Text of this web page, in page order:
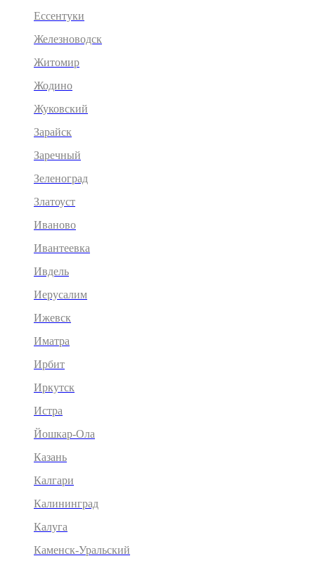
Ессентуки
Железноводск
Житомир
Жодино
Жуковский
Зарайск
Заречный
Зеленоград
Златоуст
Иваново
Ивантеевка
Ивдель
Иерусалим
Ижевск
Иматра
Ирбит
Иркутск
Истра
Йошкар-Ола
Казань
Калгари
Калининград
Калуга
Каменск-Уральский